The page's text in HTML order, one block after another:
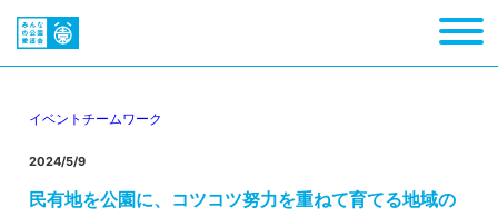
イベント チームワーク
2024/5/9
民有地を公園に、コツコツ努力を重ねて育てる地域の